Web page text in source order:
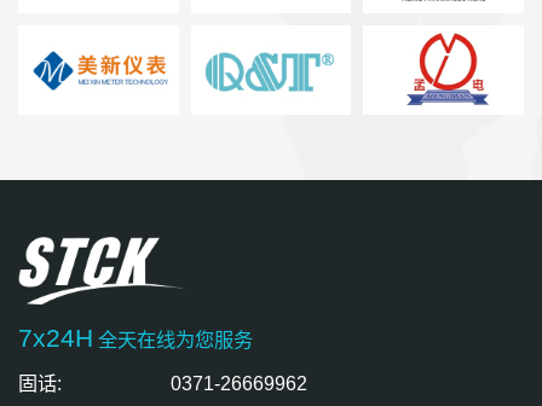
7x24H 全天在线为您服务
固话:
0371-26669962